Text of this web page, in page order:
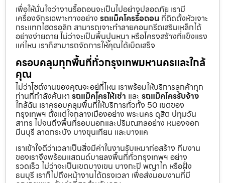
เพื่อให้มั่นใจว่างานรื้อถอนจะเป็นไปอย่างปลอดภัย เรามี
เครื่องจักรเฉพาะทางอย่าง รถแม็คโครรื้อถอน ที่ติดตั้งหัวเจาะ
กระแทกไฮดรอลิก สามารถเจาะทำลายคอนกรีตเสริมเหล็กได้
อย่างง่ายดาย ไม่ว่าจะเป็นพื้นปูนหนา หรือโครงสร้างที่แข็งแรง
แค่ไหน เราก็สามารถจัดการให้คุณได้เบ็ดเสร็จ
ครอบคลุมทุกพื้นที่ทั่วกรุงเทพมหานครและใกล้
คุณ
ไม่ว่าไซต์งานของคุณจะอยู่ที่ไหน เราพร้อมให้บริการลูกค้าทุก
ท่านที่กำลังค้นหา รถแม็คโครให้เช่า และ รถแม็คโครรับจ้าง
ใกล้ฉัน เราครอบคลุมพื้นที่ให้บริการทั่วทั้ง 50 เขตของ
กรุงเทพฯ ตั้งแต่ใจกลางเมืองอย่าง พระนคร ดุสิต ปทุมวัน
สาทร ไปจนถึงพื้นที่รอบนอกและปริมณฑลอย่าง หนองจอก
มีนบุรี ลาดกระบัง บางขุนเทียน และบางแค
เราเข้าใจดีว่าเวลาเป็นสิ่งมีค่าในงานรับเหมาก่อสร้าง ทีมงาน
ของเราจึงพร้อมแสตนด์บายลงพื้นที่ทั่วกรุงเทพฯ อย่าง
รวดเร็ว ไม่ว่าจะเป็นเขตบางเขน บางกะปิ พญาไท หรือฝั่ง
ธนบุรี เราก็ไปถึงหน้างานได้ตรงเวลา เพื่อส่งมอบงานที่มี